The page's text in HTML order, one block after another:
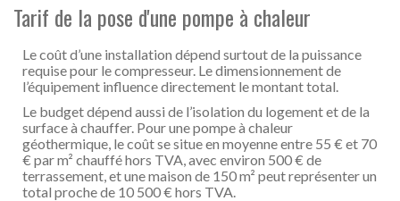
Tarif de la pose d'une pompe à chaleur
Le coût d’une installation dépend surtout de la puissance
requise pour le compresseur. Le dimensionnement de
l’équipement influence directement le montant total.
Le budget dépend aussi de l’isolation du logement et de la
surface à chauffer. Pour une pompe à chaleur
géothermique, le coût se situe en moyenne entre 55 € et 70
€ par m² chauffé hors TVA, avec environ 500 € de
terrassement, et une maison de 150 m² peut représenter un
total proche de 10 500 € hors TVA.